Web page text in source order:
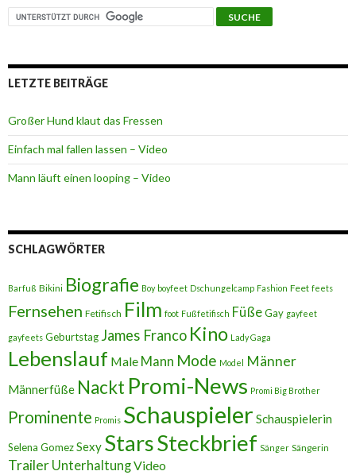
LETZTE BEITRÄGE
Großer Hund klaut das Fressen
Einfach mal fallen lassen – Video
Mann läuft einen looping – Video
SCHLAGWÖRTER
Barfuß Bikini Biografie Boy boyfeet Dschungelcamp Fashion Feet feets
Fernsehen Fetifisch Film foot Fußfetifisch FüßeGay gayfeet
gayfeets Geburtstag James Franco Kino Lady Gaga
Lebenslauf Male Mann Mode Model Männer
Männerfüße Nackt Promi-News Promi Big Brother
Prominente Promis Schauspieler Schauspielerin
Selena GomezSexy StarsSteckbrief Sänger Sängerin
Trailer UnterhaltungVideo